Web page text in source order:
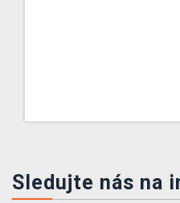
Sledujte nás na